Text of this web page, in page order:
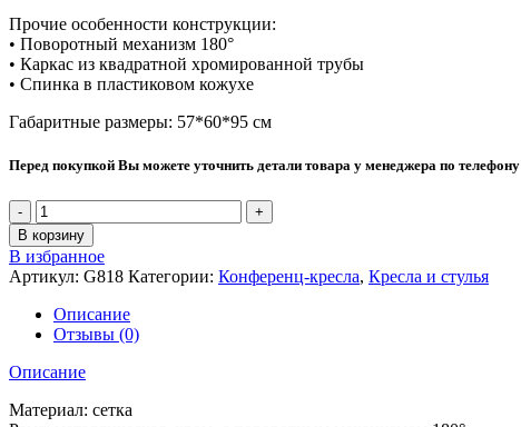
Прочие особенности конструкции:
• Поворотный механизм 180°
• Каркас из квадратной хромированной трубы
• Спинка в пластиковом кожухе
Габаритные размеры: 57*60*95 см
Перед покупкой Вы можете уточнить детали товара у менеджера по телефону
Количество
товара
Кресло
РВ
Чейр
ЛАЙК
В корзину
В избранное
Артикул: G818 Категории: Конференц-кресла, Кресла и стулья
Описание
Отзывы (0)
Описание
Материал: сетка